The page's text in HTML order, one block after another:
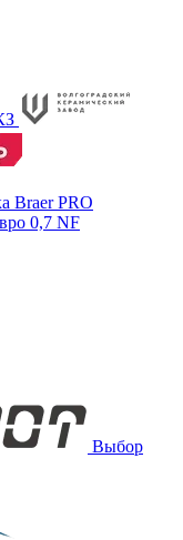
Braer PRO
0,7 NF
Выбор